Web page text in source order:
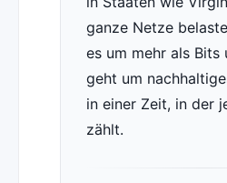
ganze Netze
es um mehr als Bits
geht um
in einer Zeit, in der
zählt.